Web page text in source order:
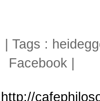
| Tags :
Facebook
http://